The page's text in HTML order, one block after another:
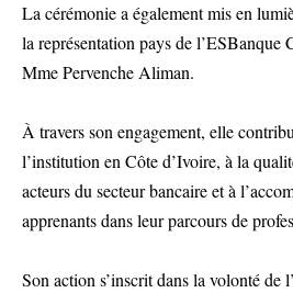
La cérémonie a également mis en
la représentation pays de l’ESBanque
Mme Pervenche Aliman.
À travers son engagement, elle
l’institution en Côte d’Ivoire, à la
acteurs du secteur bancaire et à
apprenants dans leur parcours de
Son action s’inscrit dans la volonté de